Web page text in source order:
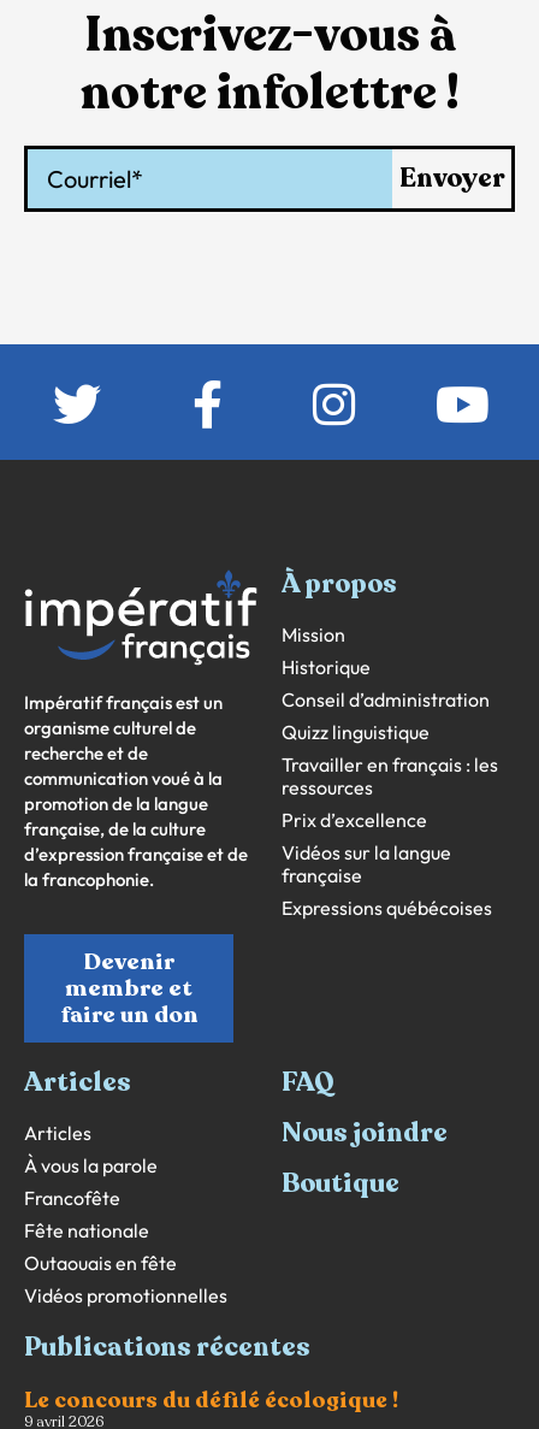
Inscrivez-vous à
notre infolettre !
Envoyer
Impératif français est un
organisme culturel de
recherche et de
communication voué à la
promotion de la langue
française, de la culture
d’expression française et de
la francophonie.
Devenir
membre et
faire un don
À propos
Mission
Historique
Conseil d’administration
Quizz linguistique
Travailler en français : les
ressources
Prix d’excellence
Vidéos sur la langue
française
Expressions québécoises
Articles
Articles
À vous la parole
Francofête
Fête nationale
Outaouais en fête
Vidéos promotionnelles
FAQ
Nous joindre
Boutique
Publications récentes
Le concours du défilé écologique !
9 avril 2026